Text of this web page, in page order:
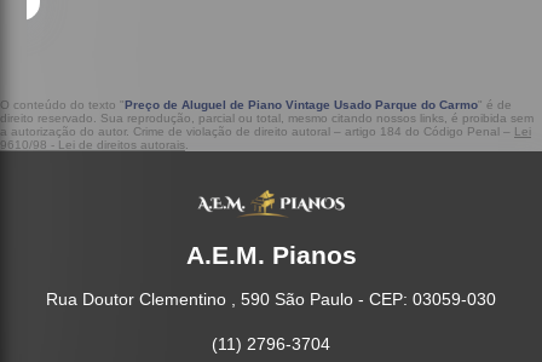
O conteúdo do texto "Preço de Aluguel de Piano Vintage Usado Parque do Carmo" é de
direito reservado. Sua reprodução, parcial ou total, mesmo citando nossos links, é proibida sem
a autorização do autor. Crime de violação de direito autoral – artigo 184 do Código Penal – Lei
9610/98 - Lei de direitos autorais
A.E.M. Pianos
Rua Doutor Clementino , 590 São Paulo - CEP: 03059-030
(11) 2796-3704